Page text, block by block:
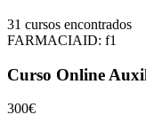
31 cursos encontrados
FARMACIAID: f1
Curso Online
300€